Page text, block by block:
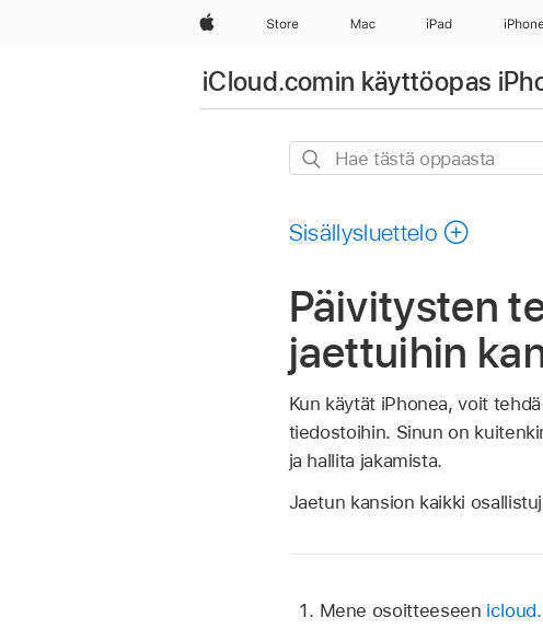
Apple Store Mac iPad
iCloud.comin käyttöopas
Hae
Sisällysluettelo
Päivitysten
jaettuihin
Kun käytät iPhonea, voit
tiedostoihin. Sinun on
ja hallita jakamista.
Jaetun kansion kaikki
Mene osoitteeseen